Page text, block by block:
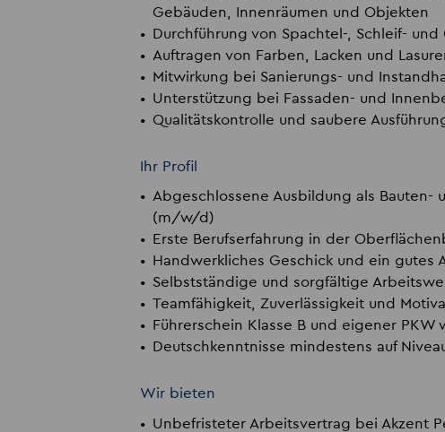
Gebäuden, Innenräumen und Objekten
Durchführung von Spachtel-, Schleif-
Auftragen von Farben, Lacken und
Mitwirkung bei Sanierungs- und
Unterstützung bei Fassaden- und
Qualitätskontrolle und saubere
Ihr Profil
Abgeschlossene Ausbildung als Bauten-
(m/w/d)
Erste Berufserfahrung in der
Handwerkliches Geschick und ein gutes
Selbstständige und sorgfältige
Teamfähigkeit, Zuverlässigkeit und
Führerschein Klasse B und eigener PKW
Deutschkenntnisse mindestens auf
Wir bieten
Unbefristeter Arbeitsvertrag bei Akzent